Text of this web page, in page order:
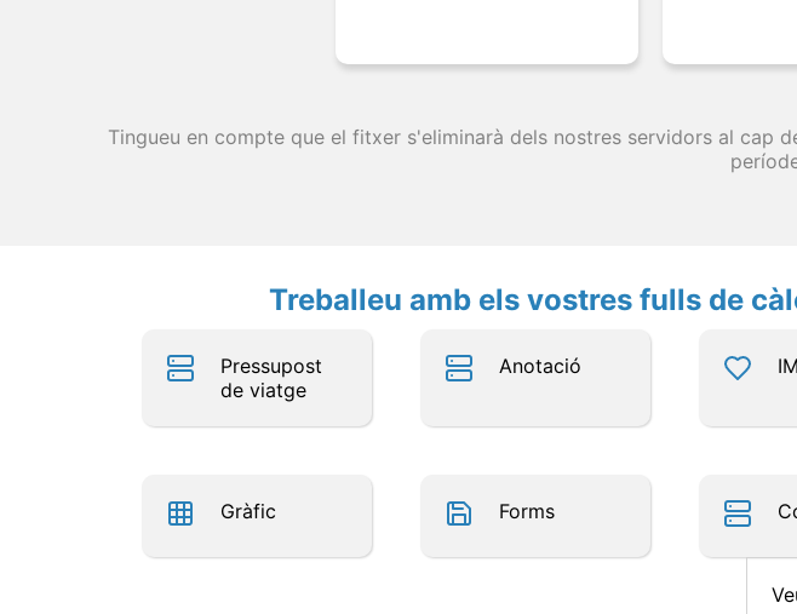
Tingueu en compte que el fitxer s'eliminarà dels nostres servidors al cap
Treballeu amb els vostres fulls de
Pressupost
de viatge
Anotació
Gràfic Forms